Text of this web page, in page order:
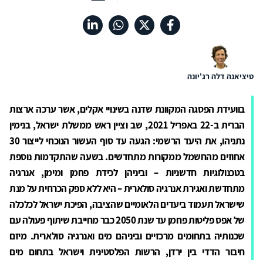
טיציאנה דלה רג'יונה
בוועידת הפסגה המקוונת שדנה בשינויי אקלים, אשר ערכה ארצות
הברית ב-22 באפריל 2021, שב וציין ראש ממשלת ישראל, בנימין
נתניהו, את היעד הרשמי: הגעה עד סוף העשור הנוכחי לייצור 30
אחוזים מהחשמל ממקורות מתחדשים. בשעה שהתקדמות נוספת
בטכנולוגיות חדשניות – וביניהן לכידת פחמן ומימן, אנרגיה
מתחדשת ואגירת אנרגיה סולארית – היא ללא ספק הכרחית על מנת
שישראל תעמוד ביעדים הלאומיים שהציבה, הפיכת ישראל לכלכלה
של אפס פליטות פחמן עד שנת 2050 כבר מחייבת שיתוף פעולה עם
שכנותיה בתחומים מרכזיים וביניהם מים ואנרגיה סולארית. מיזם
חיבור הדדי בין ירדן, הרשות הפלסטינית וישראל בתחום מים